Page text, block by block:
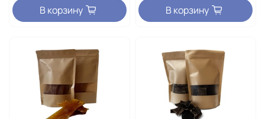
В корзину В корзину